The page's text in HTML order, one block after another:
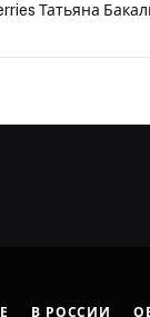
Татьяна
В РОССИИ